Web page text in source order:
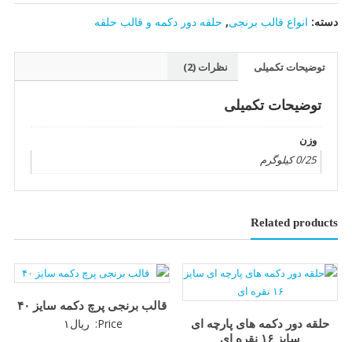
حلقه
سایز
دسته: انواع قالب برنجی, حلقه دور دکمه و قالب حلقه
توضیحات تکمیلی نظرات (2)
توضیحات تکمیلی
وزن
0/25 کیلوگرم
Related products
حلقه دور دکمه های پارچه ای
سایز ۱۶ نقره ای
قالب برنجی پرچ دکمه سایز ۴۰
Price: ریال ۱